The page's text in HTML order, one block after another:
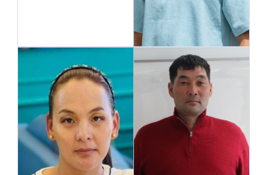
Мэргэжилтэн
Оюу Толгой компанийн
төлөөлөл
Ханбогд сумын Засаг
даргын Тамгын газрын